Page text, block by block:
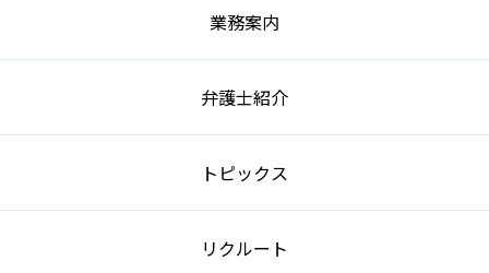
業務案内
弁護士紹介
トピックス
リクルート